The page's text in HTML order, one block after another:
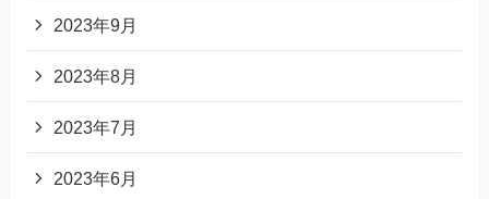
2023年9月
2023年8月
2023年7月
2023年6月